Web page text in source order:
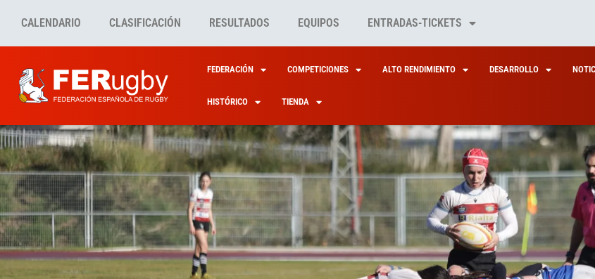
CALENDARIO CLASIFICACIÓN RESULTADOS EQUIPOS ENTRADAS-TICKETS
FEDERACIÓN COMPETICIONES ALTO RENDIMIENTO DESARROLLO
HISTÓRICO TIENDA